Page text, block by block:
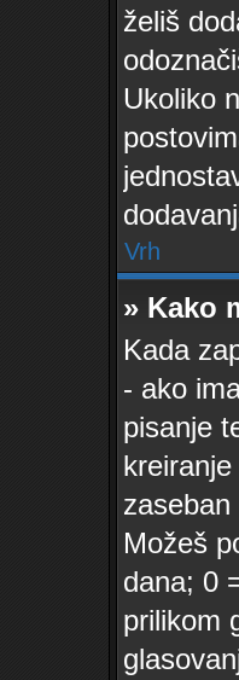
želiš
Ukoliko
Vrh
» Kako
Kada
- ako
pisanje
Možeš
dana; 0
prilikom